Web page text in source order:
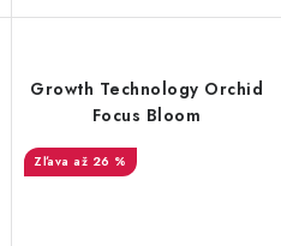
Growth Technology Orchid
Focus Bloom
až 26 %